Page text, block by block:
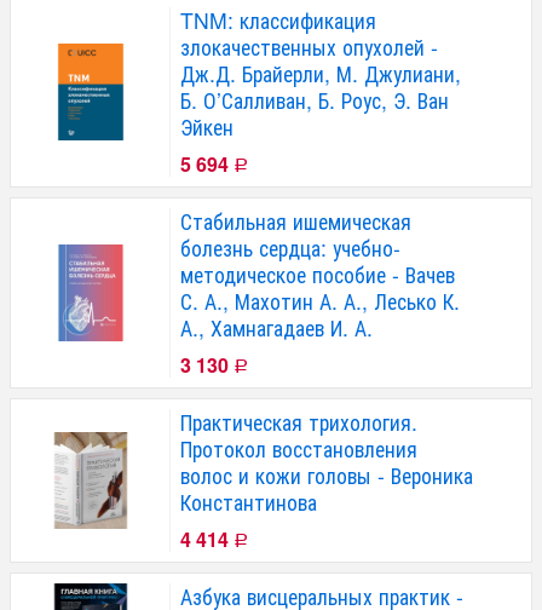
TNM: классификация
злокачественных опухолей -
Дж.Д. Брайерли, М. Джулиани,
Б. О’Салливан, Б. Роус, Э. Ван
Эйкен
5 694 Р
Стабильная ишемическая
болезнь сердца: учебно-
методическое пособие - Вачев
С. А., Махотин А. А., Лесько К.
А., Хамнагадаев И. А.
3 130 Р
Практическая трихология.
Протокол восстановления
волос и кожи головы - Вероника
Константинова
4 414 Р
Азбука висцеральных практик -